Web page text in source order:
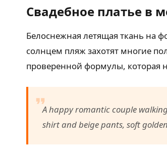
Свадебное платье в
Белоснежная летящая ткань на
солнцем пляж захотят многие
проверенной формулы, которая
A happy romantic couple
shirt and beige pants, soft